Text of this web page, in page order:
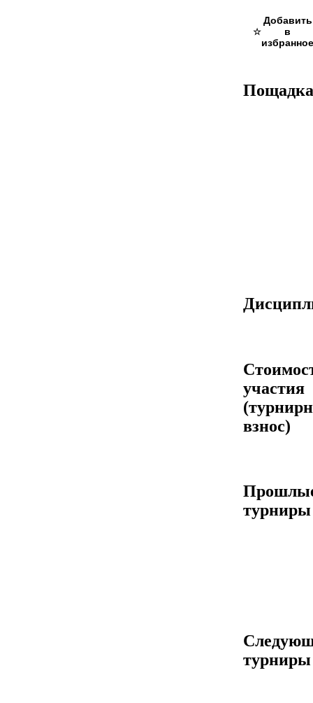
☆
Пощадка
участия
взнос)
турниры
турниры